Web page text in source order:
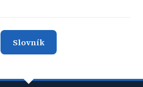
Slovník